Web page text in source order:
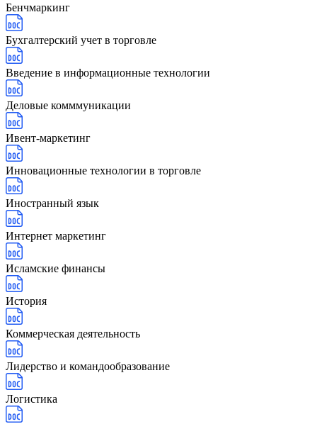
Бенчмаркинг
Бухгалтерский учет в торговле
Введение в информационные технологии
Деловые комммуникации
Ивент-маркетинг
Инновационные технологии в торговле
Иностранный язык
Интернет маркетинг
Исламские финансы
История
Коммерческая деятельность
Лидерство и командообразование
Логистика